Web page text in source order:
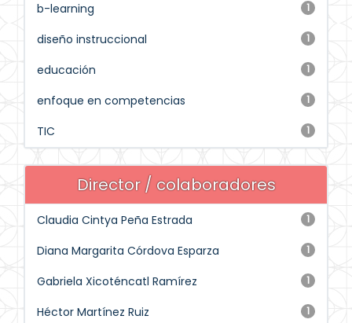
1
b-learning
1
diseño instruccional
1
educación
1
enfoque en competencias
1
TIC
Director / colaboradores
1
Claudia Cintya Peña Estrada
1
Diana Margarita Córdova Esparza
1
Gabriela Xicoténcatl Ramírez
1
Héctor Martínez Ruiz